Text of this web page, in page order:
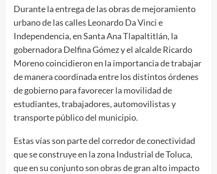
Durante la entrega de las obras de mejoramiento
urbano de las calles Leonardo Da Vinci e
Independencia, en Santa Ana Tlapaltitlán, la
gobernadora Delfina Gómez y el alcalde Ricardo
Moreno coincidieron en la importancia de trabajar
de manera coordinada entre los distintos órdenes
de gobierno para favorecer la movilidad de
estudiantes, trabajadores, automovilistas y
transporte público del municipio.
Estas vías son parte del corredor de conectividad
que se construye en la zona Industrial de Toluca,
que en su conjunto son obras de gran alto impacto